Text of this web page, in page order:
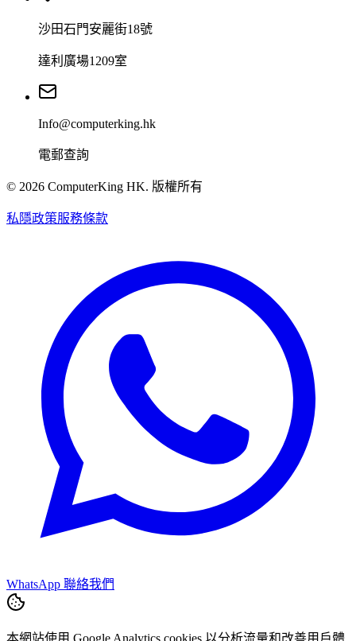
沙田石門安麗街18號
達利廣場1209室
Info@computerking.hk
電郵查詢
© 2026 ComputerKing HK. 版權所有
私隱政策服務條款
WhatsApp 聯絡我們
本網站使用 Google Analytics cookies 以分析流量和改善用戶體